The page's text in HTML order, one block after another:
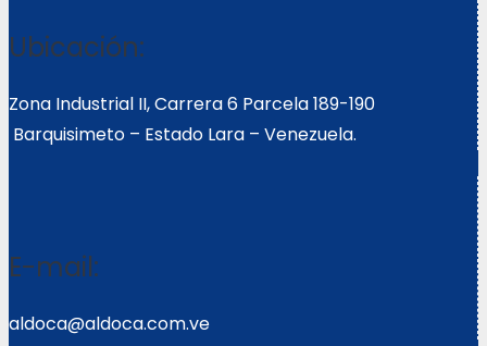
Ubicación:
Zona Industrial II, Carrera 6 Parcela 189-190
Barquisimeto – Estado Lara – Venezuela.
E-mail:
aldoca@aldoca.com.ve